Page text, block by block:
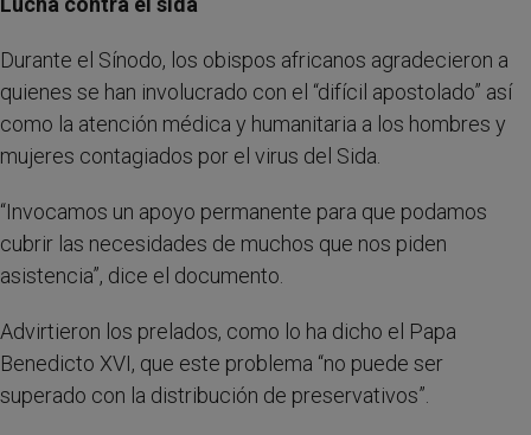
Durante el Sínodo, los obispos africanos agradecieron a
quienes se han involucrado con el “difícil apostolado” así
como la atención médica y humanitaria a los hombres y
mujeres contagiados por el virus del Sida.
“Invocamos un apoyo permanente para que podamos
cubrir las necesidades de muchos que nos piden
asistencia”, dice el documento.
Advirtieron los prelados, como lo ha dicho el Papa
Benedicto XVI, que este problema “no puede ser
superado con la distribución de preservativos”.